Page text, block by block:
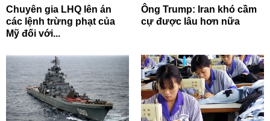
Chuyên gia LHQ lên án
các lệnh trừng phạt của
Mỹ đối với...
Ông Trump: Iran khó cầm
cự được lâu hơn nữa